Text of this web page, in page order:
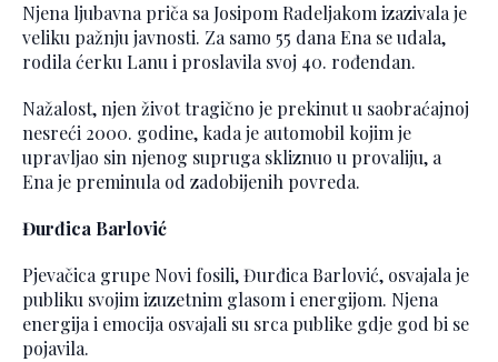
Njena ljubavna priča sa Josipom Radeljakom izazivala je
veliku pažnju javnosti. Za samo 55 dana Ena se udala,
rodila ćerku Lanu i proslavila svoj 40. rođendan.
Nažalost, njen život tragično je prekinut u saobraćajnoj
nesreći 2000. godine, kada je automobil kojim je
upravljao sin njenog supruga skliznuo u provaliju, a
Ena je preminula od zadobijenih povreda.
Đurđica Barlović
Pjevačica grupe Novi fosili, Đurđica Barlović, osvajala je
publiku svojim izuzetnim glasom i energijom. Njena
energija i emocija osvajali su srca publike gdje god bi se
pojavila.